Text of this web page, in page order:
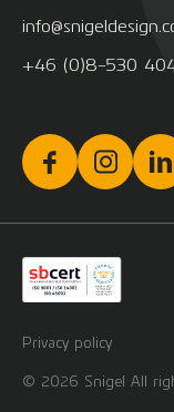
+46 (0)8-530
Privacy policy
© 2026 Snigel All